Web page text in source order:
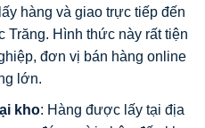
hàng và giao trực tiếp đến
Hình thức này rất tiện
đơn vị bán hàng online
lớn.
kho: Hàng được lấy tại địa